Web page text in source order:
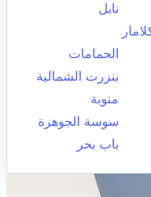
نابل
الحمامات
بنزرت الشمالية
منوبة
سوسة الجوهرة
باب بحر